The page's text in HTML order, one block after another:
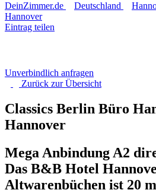
DeinZimmer.de
Deutschland
Hannover
Eintrag teilen
Unverbindlich anfragen
Zurück zurÜbersicht
Classics Berlin Büro
Hannover
Mega Anbindung A2
Das B&B Hotel
Altwarenbüchen ist 20